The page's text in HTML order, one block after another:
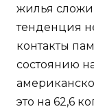
жилья
тенденция
контакты
состоянию
это на 62,6